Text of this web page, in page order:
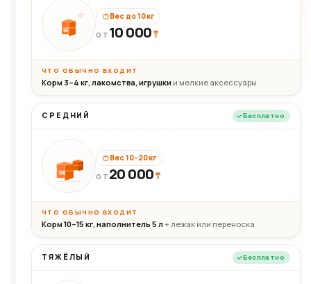
10кг
Вес до 10 кг
ОТ 10 000₸
ЧТО ОБЫЧНО ВХОДИТ
Корм 3–4 кг, лакомства, игрушки и мелкие аксессуары
СРЕДНИЙ Бесплатно
20кг
Вес 10–20 кг
ОТ 20 000₸
ЧТО ОБЫЧНО ВХОДИТ
Корм 10–15 кг, наполнитель 5 л+ лежак или переноска
ТЯЖЁЛЫЙ Бесплатно